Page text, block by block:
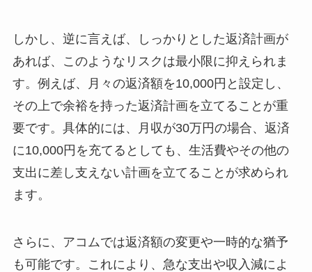
しかし、逆に言えば、しっかりとした返済計画が
あれば、このようなリスクは最小限に抑えられま
す。例えば、月々の返済額を10,000円と設定し、
その上で余裕を持った返済計画を立てることが重
要です。具体的には、月収が30万円の場合、返済
に10,000円を充てるとしても、生活費やその他の
支出に差し支えない計画を立てることが求められ
ます。
さらに、アコムでは返済額の変更や一時的な猶予
も可能です。これにより、急な支出や収入減によ